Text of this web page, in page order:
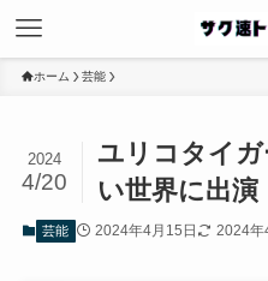
ホーム 芸能
ユリコタイ
い世界に出
2024
4/20
芸能 2024年4月15日 2024年